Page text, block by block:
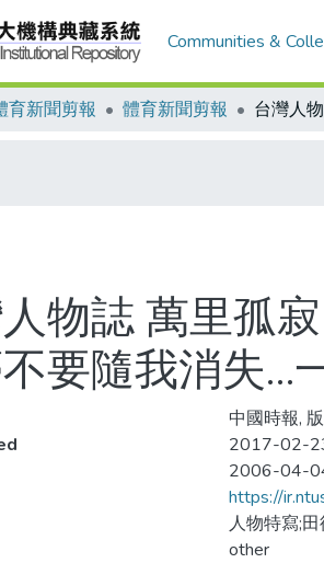
Communities &
育新聞剪報 體育新聞剪報
物誌 萬里孤
要隨我消失…
中國時報,
2017-02-
2006-04-
https://
人物特寫;
other